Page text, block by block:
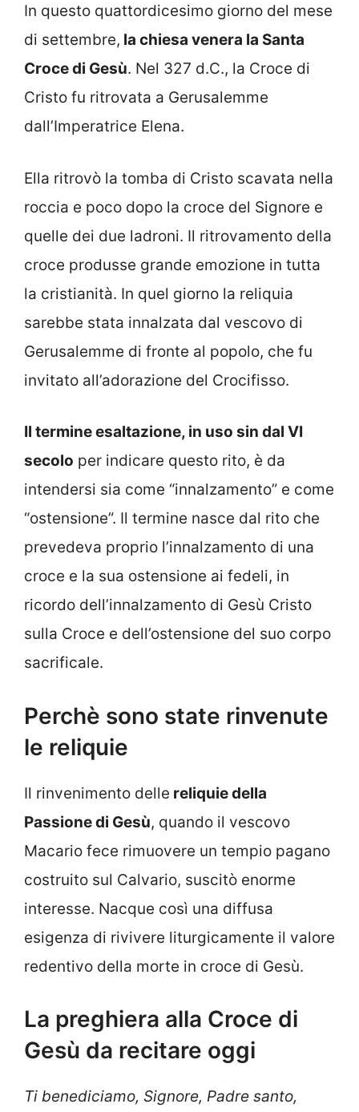
In questo quattordicesimo giorno del mese
di settembre, la chiesa venera la Santa
Croce di Gesù. Nel 327 d.C., la Croce di
Cristo fu ritrovata a Gerusalemme
dall’Imperatrice Elena.
Ella ritrovò la tomba di Cristo scavata nella
roccia e poco dopo la croce del Signore e
quelle dei due ladroni. Il ritrovamento della
croce produsse grande emozione in tutta
la cristianità. In quel giorno la reliquia
sarebbe stata innalzata dal vescovo di
Gerusalemme di fronte al popolo, che fu
invitato all’adorazione del Crocifisso.
Il termine esaltazione, in uso sin dal VI
secolo per indicare questo rito, è da
intendersi sia come “innalzamento” e come
“ostensione”. Il termine nasce dal rito che
prevedeva proprio l’innalzamento di una
croce e la sua ostensione ai fedeli, in
ricordo dell’innalzamento di Gesù Cristo
sulla Croce e dell’ostensione del suo corpo
sacrificale.
Perchè sono state rinvenute
le reliquie
Il rinvenimento delle reliquie della
Passione di Gesù, quando il vescovo
Macario fece rimuovere un tempio pagano
costruito sul Calvario, suscitò enorme
interesse. Nacque così una diffusa
esigenza di rivivere liturgicamente il valore
redentivo della morte in croce di Gesù.
La preghiera alla Croce di
Gesù da recitare oggi
Ti benediciamo, Signore, Padre santo,